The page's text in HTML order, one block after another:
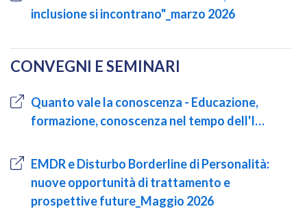
inclusione si incontrano"_marzo 2026
CONVEGNI E SEMINARI
Quanto vale la conoscenza - Educazione,
formazione, conoscenza nel tempo dell'I…
EMDR e Disturbo Borderline di Personalità:
nuove opportunità di trattamento e
prospettive future_Maggio 2026